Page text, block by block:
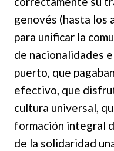
genovés (hasta los
para unificar la
de nacionalidades
puerto, que
efectivo, que
cultura universal,
formación integral
de la solidaridad